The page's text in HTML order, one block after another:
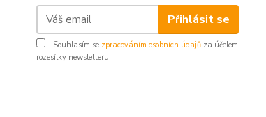
Přihlásit se
Souhlasím se zpracováním osobních údajů za účelem
rozesílky newsletteru.